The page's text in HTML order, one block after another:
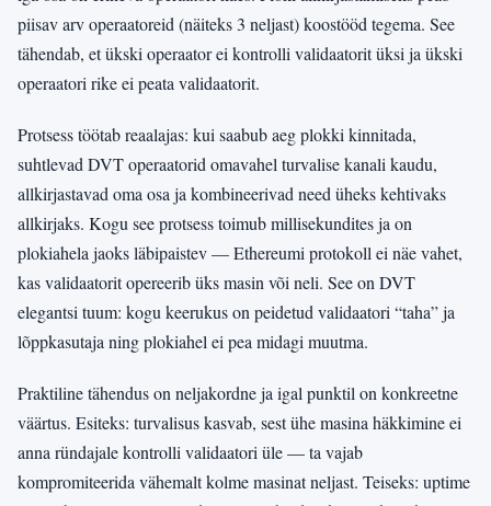
piisav arv operaatoreid (näiteks 3 neljast) koostööd tegema. See
tähendab, et ükski operaator ei kontrolli validaatorit üksi ja ükski
operaatori rike ei peata validaatorit.
Protsess töötab reaalajas: kui saabub aeg plokki kinnitada,
suhtlevad DVT operaatorid omavahel turvalise kanali kaudu,
allkirjastavad oma osa ja kombineerivad need üheks kehtivaks
allkirjaks. Kogu see protsess toimub millisekundites ja on
plokiahela jaoks läbipaistev — Ethereumi protokoll ei näe vahet,
kas validaatorit opereerib üks masin või neli. See on DVT
elegantsi tuum: kogu keerukus on peidetud validaatori “taha” ja
lõppkasutaja ning plokiahel ei pea midagi muutma.
Praktiline tähendus on neljakordne ja igal punktil on konkreetne
väärtus. Esiteks: turvalisus kasvab, sest ühe masina häkkimine ei
anna ründajale kontrolli validaatori üle — ta vajab
kompromiteerida vähemalt kolme masinat neljast. Teiseks: uptime